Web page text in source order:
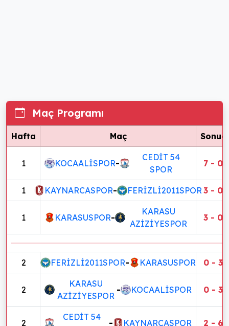
Maç Programı
Hafta Maç Sonuç
1 KOCAALİSPOR-
CEDİT 54
SPOR
7 - 0
1 KAYNARCASPOR- FERİZLİ2011SPOR 3 - 0
1 KARASUSPOR-
KARASU
AZİZİYESPOR
3 - 0
2 FERİZLİ2011SPOR- KARASUSPOR 0 - 3
2
KARASU
AZİZİYESPOR
- KOCAALİSPOR 0 - 3
2
CEDİT 54
- KAYNARCASPOR 2 - 6